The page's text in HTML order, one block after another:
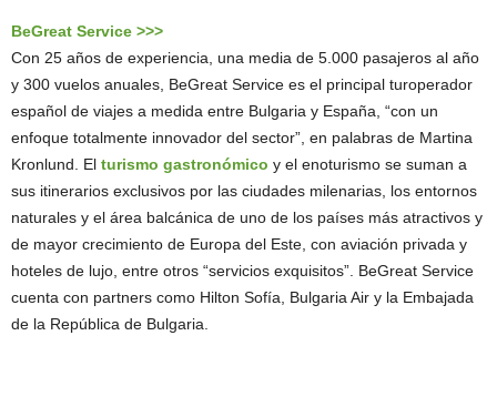
BeGreat Service >>>
Con 25 años de experiencia, una media de 5.000 pasajeros al año
y 300 vuelos anuales, BeGreat Service es el principal turoperador
español de viajes a medida entre Bulgaria y España, “con un
enfoque totalmente innovador del sector”, en palabras de Martina
Kronlund. El turismo gastronómico y el enoturismo se suman a
sus itinerarios exclusivos por las ciudades milenarias, los entornos
naturales y el área balcánica de uno de los países más atractivos y
de mayor crecimiento de Europa del Este, con aviación privada y
hoteles de lujo, entre otros “servicios exquisitos”. BeGreat Service
cuenta con partners como Hilton Sofía, Bulgaria Air y la Embajada
de la República de Bulgaria.